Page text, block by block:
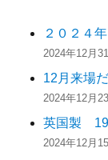
２０２４
2024年12月
12月来場
2024年12月
英国製
2024年12月